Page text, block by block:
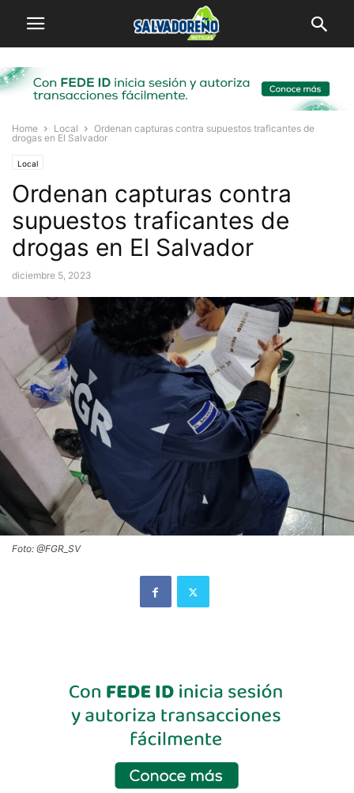
Home Local
Ordenan capturas contra supuestos traficantes de
drogas en El Salvador
Local
Ordenan capturas contra
supuestos traficantes de
drogas en El Salvador
diciembre 5, 2023
Foto: @FGR_SV